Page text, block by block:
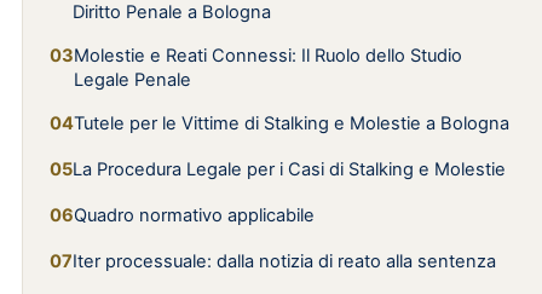
Diritto Penale a Bologna
Molestie e Reati Connessi: Il Ruolo dello Studio
Legale Penale
Tutele per le Vittime di Stalking e Molestie a Bologna
La Procedura Legale per i Casi di Stalking e Molestie
Quadro normativo applicabile
Iter processuale: dalla notizia di reato alla sentenza